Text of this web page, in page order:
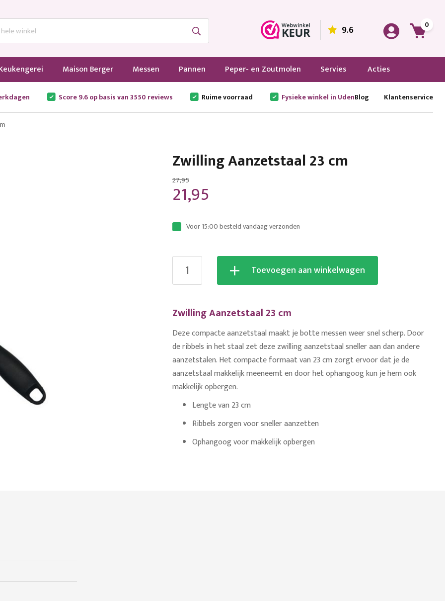
9.6 0
Maison Berger Messen Pannen Peper- en Zoutmolen Servies Acties
Score 9.6 op basis van 3550 reviews Ruime voorraad Fysieke winkel in UdenBlog Klantenservice
Zwilling Aanzetstaal 23 cm
21,95
27,95
Voor 15:00 besteld vandaag verzonden
Toevoegen aan winkelwagen
Zwilling Aanzetstaal 23 cm
Deze compacte aanzetstaal maakt je botte messen weer snel scherp. Door
de ribbels in het staal zet deze zwilling aanzetstaal sneller aan dan andere
aanzetstalen. Het compacte formaat van 23 cm zorgt ervoor dat je de
aanzetstaal makkelijk meeneemt en door het ophangoog kun je hem ook
makkelijk opbergen.
Lengte van 23 cm
Ribbels zorgen voor sneller aanzetten
Ophangoog voor makkelijk opbergen